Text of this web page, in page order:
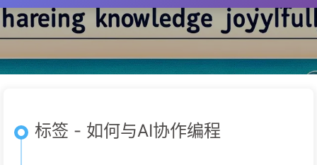
标签 - 如何与AI协作编程